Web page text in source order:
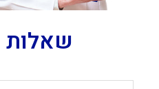
שאלות